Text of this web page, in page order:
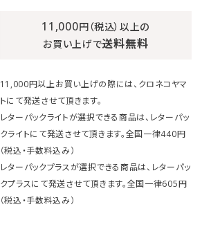
11,000円（税込）以上の
お買い上げで送料無料
11,000円以上お買い上げの際には、クロネコヤマ
トにて発送させて頂きます。
レターパックライトが選択できる商品は、レターパッ
クライトにて発送させて頂きます。全国一律440円
（税込・手数料込み）
レターパックプラスが選択できる商品は、レターパッ
クプラスにて発送させて頂きます。全国一律605円
（税込・手数料込み）